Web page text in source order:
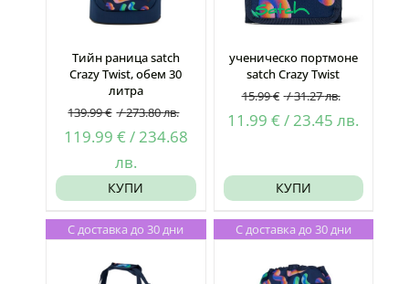
Тийн раница satch
Crazy Twist, обем 30
литра
139.99€ /273.80лв.
Original
/
273.80
119.99 € /234.68
лв.Текущата
цена
119.99 €
/
КУПИ
ученическо портмоне
satch Crazy Twist
15.99€ /31.27лв.
Original
was:
15.99 €
/
11.99€ /23.45лв.
11.99
/
КУПИ
С доставка до 30 дни С доставка до 30 дни